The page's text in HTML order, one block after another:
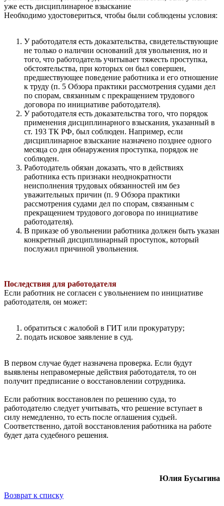
уже есть дисциплинарное взыскание
Необходимо удостовериться, чтобы были соблюдены условия:
У работодателя есть доказательства, свидетельствующие
не только о наличии оснований для увольнения, но и
того, что работодатель учитывает тяжесть проступка,
обстоятельства, при которых он был совершен,
предшествующее поведение работника и его отношение
к труду (п. 5 Обзора практики рассмотрения судами дел
по спорам, связанным с прекращением трудового
договора по инициативе работодателя).
У работодателя есть доказательства того, что порядок
применения дисциплинарного взыскания, указанный в
ст. 193 ТК РФ, был соблюден. Например, если
дисциплинарное взыскание назначено позднее одного
месяца со дня обнаружения проступка, порядок не
соблюден.
Работодатель обязан доказать, что в действиях
работника есть признаки неоднократности
неисполнения трудовых обязанностей им без
уважительных причин (п. 9 Обзора практики
рассмотрения судами дел по спорам, связанным с
прекращением трудового договора по инициативе
работодателя).
В приказе об увольнении работника должен быть указан
конкретный дисциплинарный проступок, который
послужил причиной увольнения.
Последствия для работодателя
Если работник не согласен с увольнением по инициативе
работодателя, он может:
обратиться с жалобой в ГИТ или прокуратуру;
подать исковое заявление в суд.
В первом случае будет назначена проверка. Если будут
выявлены неправомерные действия работодателя, то он
получит предписание о восстановлении сотрудника.
Если работник восстановлен по решению суда, то
работодателю следует учитывать, что решение вступает в
силу немедленно, то есть после оглашения судьей.
Соответственно, датой восстановления работника на работе
будет дата судебного решения.
Юлия Бусыгина
Возврат к списку